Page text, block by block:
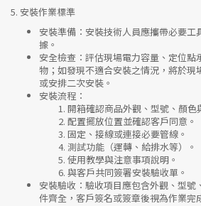
5. 安裝作業標準
安裝準備 ：安裝技術人員應攜帶必要
據。
安全檢查 ：評估現場電力容量、定位
物；如發現不適合安裝之情況，將於現
或安排二次安裝。
安裝流程 ：
開箱確認商品外觀、型號、顏色
配置擺放位置並確認客戶同意。
固定、接線或連接必要管線。
測試功能（運轉、給排水等）。
使用教學與注意事項說明。
與客戶共同簽署安裝驗收單。
安裝驗收 ：驗收項目應包含外觀、型
件齊全，客戶簽名或簽章後視為作業完